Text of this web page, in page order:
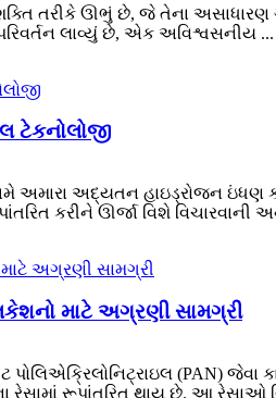
શક્તિ તરીકે ઊભું છે, જે તેના
લાવ્યું છે, એક અવિશ્વસનીય ...
ટેકનોલોજી
અમે અમારા અદ્યતન હાઇડ્રોજન
કરીને ઊર્જા વિશે વિચારવાની
માટે અગ્રણી સામગ્રી
પોલિએક્રિલોનિટ્રાઇલ (PAN)
રૂપાંતરિત થાય છે. આ રેસાઓ